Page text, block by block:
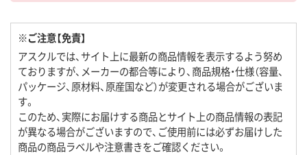
※ご注意【免責】
アスクルでは、サイト上に最新の商品情報を表示するよう努め
ておりますが、メーカーの都合等により、商品規格・仕様（容量、
パッケージ、原材料、原産国など）が変更される場合がございま
す。
このため、実際にお届けする商品とサイト上の商品情報の表記
が異なる場合がございますので、ご使用前には必ずお届けした
商品の商品ラベルや注意書きをご確認ください。